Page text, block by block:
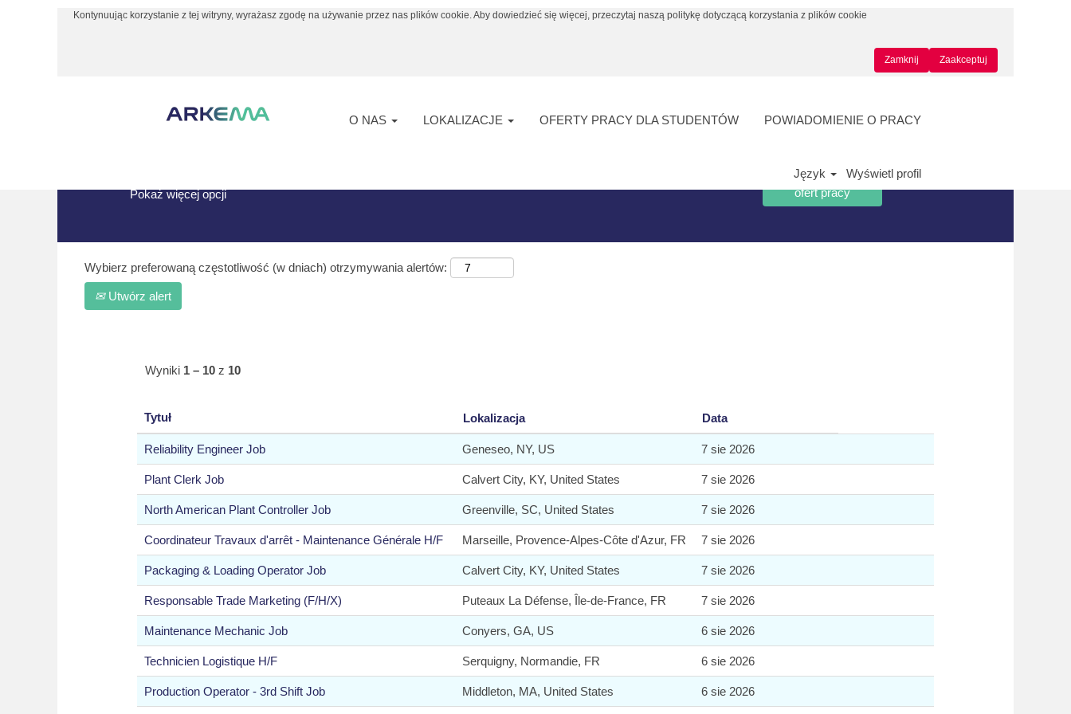
Kontynuując korzystanie z tej witryny, wyrażasz zgodę na używanie przez nas plików cookie. Aby dowiedzieć się więcej, przeczytaj naszą politykę dotyczącą korzystania z plików cookie
Zaakceptuj
Zamknij
O NAS LOKALIZACJE OFERTY PRACY DLA STUDENTÓW POWIADOMIENIE O PRACY
Język Wyświetl profil
Strona główna | HK w Arkema(bieżąca
Poniżej zaprezentowano najnowsze oferty pracy w liczbie 10 opublikowane przez Arkema.
Pokaż więcej opcji
Wybierz preferowaną częstotliwość (w dniach) otrzymywania alertów:
Utwórz alert
Wyniki 1 – 10 z 10
Tytuł Lokalizacja Data
Reliability Engineer Job Geneseo, NY, US 7 sie 2026
Plant Clerk Job Calvert City, KY, United States 7 sie 2026
North American Plant Controller Job Greenville, SC, United States 7 sie 2026
Coordinateur Travaux d'arrêt - Maintenance Générale H/F Marseille, Provence-Alpes-Côte d'Azur, FR 7 sie 2026
Packaging & Loading Operator Job Calvert City, KY, United States 7 sie 2026
Responsable Trade Marketing (F/H/X) Puteaux La Défense, Île-de-France, FR 7 sie 2026
Maintenance Mechanic Job Conyers, GA, US 6 sie 2026
Technicien Logistique H/F Serquigny, Normandie, FR 6 sie 2026
Production Operator - 3rd Shift Job Middleton, MA, United States 6 sie 2026